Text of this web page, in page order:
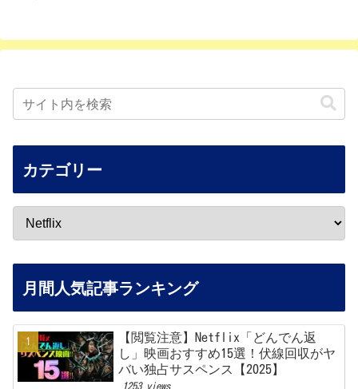
カテゴリー
月間人気記事ランキング
【閲覧注意】Netflix「どんでん返
し」映画おすすめ15選！伏線回収がヤ
バい独占サスペンス【2025】
1253 views